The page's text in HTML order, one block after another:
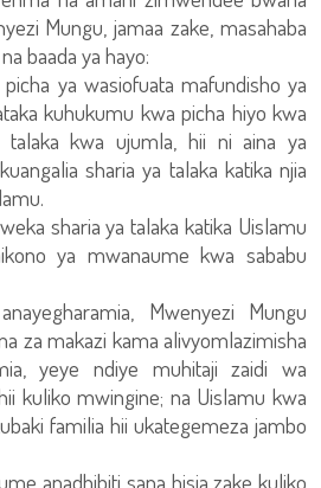
Mungu, jamaa zake, masahaba
baada ya hayo:
ya wasiofuata mafundisho ya
kuhukumu kwa picha hiyo kwa
talaka kwa ujumla, hii ni aina ya
sharia ya talaka katika njia
sharia ya talaka katika Uislamu
ya mwanaume kwa sababu
Mwenyezi Mungu
za makazi kama alivyomlazimisha
yeye ndiye muhitaji zaidi wa
kuliko mwingine; na Uislamu kwa
familia hii ukategemeza jambo
anadhibiti sana hisia zake kuliko